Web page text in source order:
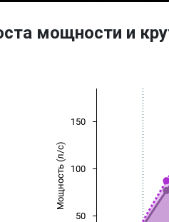
мощности и
Мощность (л/с)
50
100
150